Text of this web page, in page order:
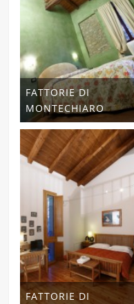
FATTORIE DI
MONTECHIARO
FATTORIE DI